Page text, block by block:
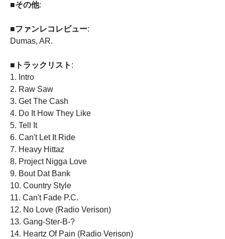
■その他:
■ファンレコレビュー:
Dumas, AR.
■トラックリスト :
1. Intro
2. Raw Saw
3. Get The Cash
4. Do It How They Like
5. Tell It
6. Can't Let It Ride
7. Heavy Hittaz
8. Project Nigga Love
9. Bout Dat Bank
10. Country Style
11. Can't Fade P.C.
12. No Love (Radio Verison)
13. Gang-Ster-B-?
14. Heartz Of Pain (Radio Verison)